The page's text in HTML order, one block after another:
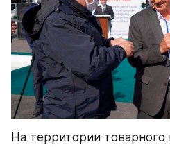
На территории